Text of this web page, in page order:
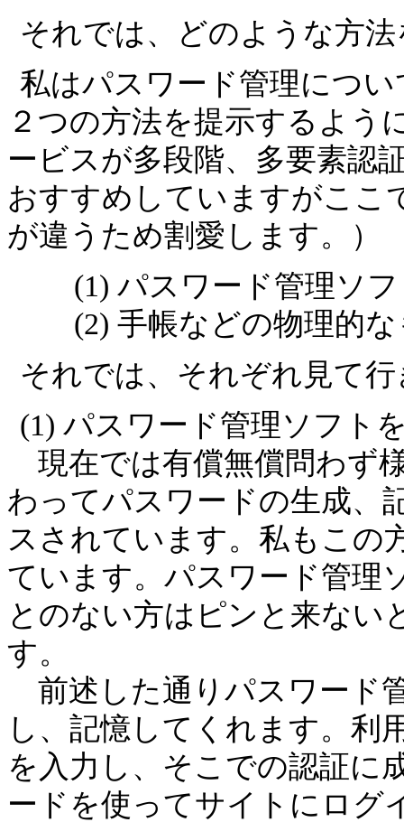
それでは、どのような方
私はパスワード管理につ
２つの方法を提示するよう
ービスが多段階、多要素認
おすすめしていますがここ
が違うため割愛します。）
(1) パスワード管理ソ
(2) 手帳などの物理的
それでは、それぞれ見て
(1) パスワード管理ソフト
現在では有償無償問わず
わってパスワードの生成、
スされています。私もこの
ています。パスワード管理
とのない方はピンと来ない
す。
前述した通りパスワード
し、記憶してくれます。利
を入力し、そこでの認証に
ードを使ってサイトにログ